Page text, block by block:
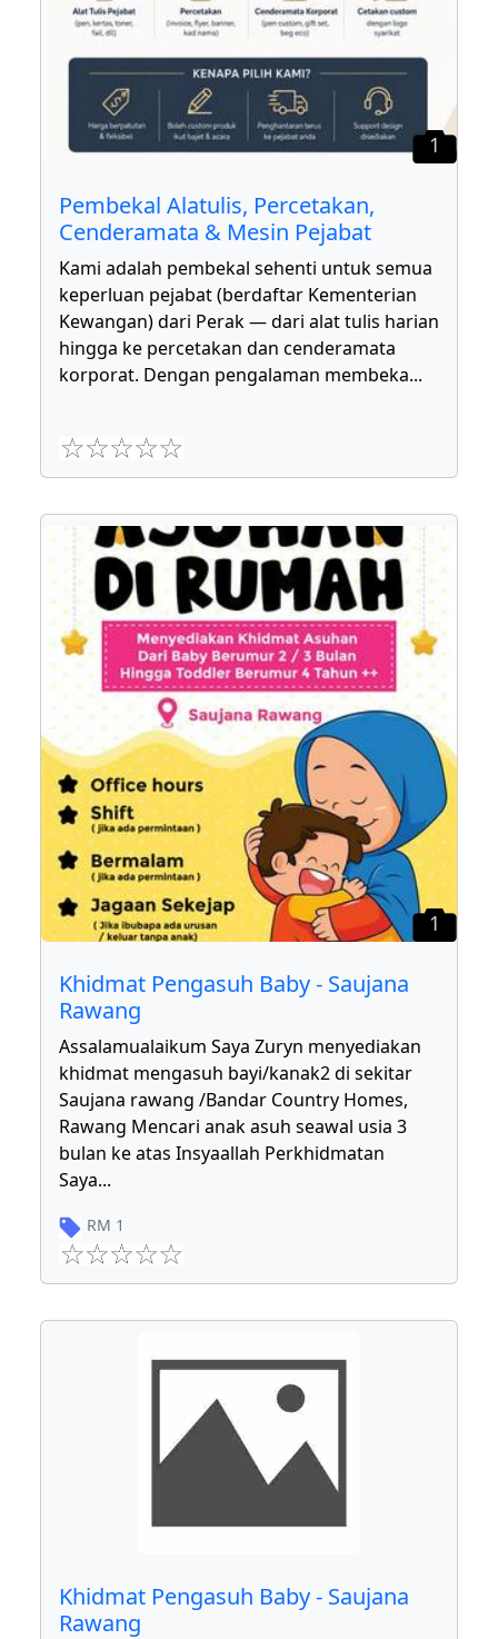
1
Pembekal Alatulis, Percetakan,
Cenderamata & Mesin Pejabat
Kami adalah pembekal sehenti untuk semua
keperluan pejabat (berdaftar Kementerian
Kewangan) dari Perak — dari alat tulis harian
hingga ke percetakan dan cenderamata
korporat. Dengan pengalaman membeka...
1
Khidmat Pengasuh Baby - Saujana
Rawang
Assalamualaikum Saya Zuryn menyediakan
khidmat mengasuh bayi/kanak2 di sekitar
Saujana rawang /Bandar Country Homes,
Rawang Mencari anak asuh seawal usia 3
bulan ke atas Insyaallah Perkhidmatan
Saya...
RM 1
Khidmat Pengasuh Baby - Saujana
Rawang